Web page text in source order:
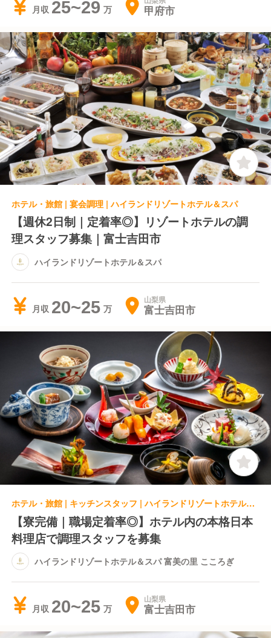
月収 25~29 甲府市
ホテル・旅館 | 宴会調理 | ハイランドリゾートホテル＆スパ
【週休2日制｜定着率◎】リゾートホテルの調
理スタッフ募集｜富士吉田市
ハイランドリゾートホテル＆スパ
月収 20~25 山梨県
富士吉田市
ホテル・旅館 | キッチンスタッフ | ハイランドリゾートホテル＆スパ 富美の里 こころぎ
【寮完備｜職場定着率◎】ホテル内の本格日本
料理店で調理スタッフを募集
ハイランドリゾートホテル＆スパ 富美の里 こころぎ
月収 20~25 山梨県
富士吉田市